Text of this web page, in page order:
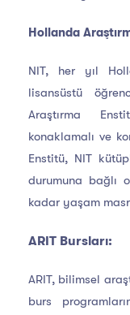
Hollanda
NIT, her yıl
lisansüstü
Araştırma
konaklamalı ve
Enstitü, NIT
durumuna bağlı
kadar yaşam
ARIT Bursları:
ARIT, bilimsel
burs